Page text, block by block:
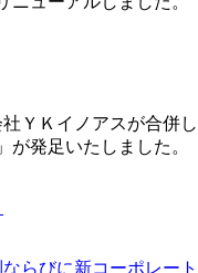
ＹＫイノアスが合併し
発足いたしました。
らびに新コーポレート